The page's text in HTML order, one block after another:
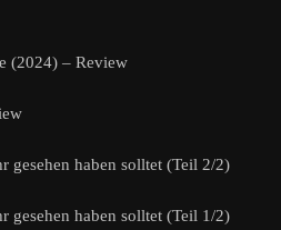
(2024) – Review
gesehen haben solltet (Teil 2/2)
gesehen haben solltet (Teil 1/2)